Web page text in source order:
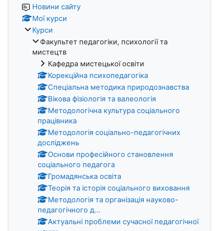
Новини сайту
Мої курси
Курси
Факультет педагогіки, психології та
мистецтв
Кафедра мистецької освіти
Корекційна психопедагогіка
Спеціальна методика природознавства
Вікова фізіологія та валеологія
Методологічна культура соціального
працівника
Методологія соціально-педагогічних
досліджень
Основи професійного становлення
соціального педагога
Громадянська освіта
Теорія та історія соціального виховання
Методологія та організація науково-
педагогічного д...
Актуальні проблеми сучасної педагогічної